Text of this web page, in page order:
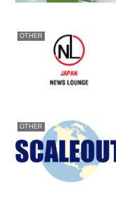
OTHER
OTHER